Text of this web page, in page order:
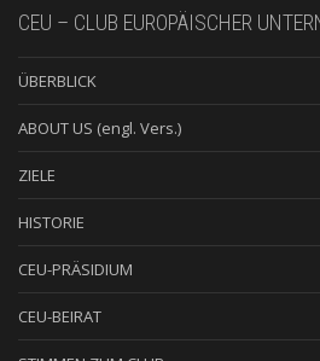
CEU – CLUB EUROPÄISCHER
ÜBERBLICK
ABOUT US (engl. Vers.)
ZIELE
HISTORIE
CEU-PRÄSIDIUM
CEU-BEIRAT